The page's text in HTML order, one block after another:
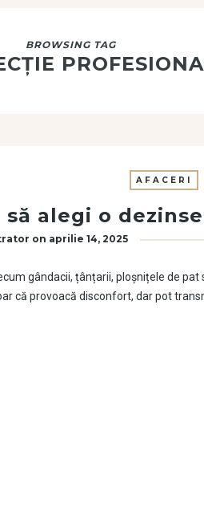
BROWSING TAG
AFACERI
să alegi o
on aprilie 14, 2025
gândacii, țânțarii, ploșnițele de
că provoacă disconfort, dar pot